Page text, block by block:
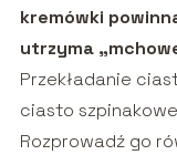
kremówki
utrzyma
Przekładanie
ciasto
Rozprowadź go